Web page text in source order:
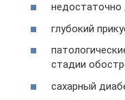
недостаточно
глубокий
стадии
сахарный